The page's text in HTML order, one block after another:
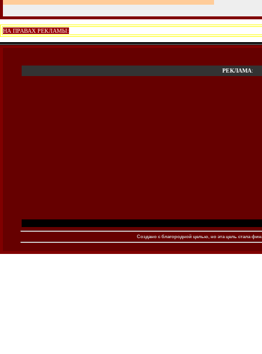
НА ПРАВАХ РЕКЛАМЫ:
РЕКЛАМА:
Создано c благородной целью, но эта цель стала